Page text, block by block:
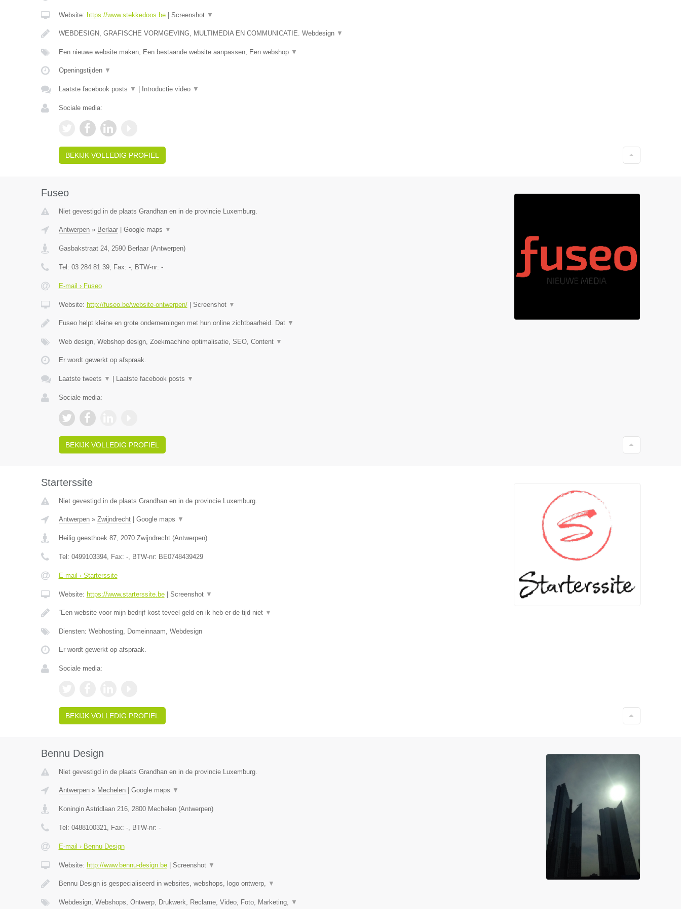
Website: https://www.stekkedoos.be| Screenshot ▼
WEBDESIGN, GRAFISCHE VORMGEVING, MULTIMEDIA EN COMMUNICATIE. Webdesign ▼
Een nieuwe website maken, Een bestaande website aanpassen, Een webshop ▼
Openingstijden ▼
Laatste facebook posts ▼ Introductie video ▼
Sociale media:
BEKIJK VOLLEDIG PROFIEL
Fuseo
Niet gevestigd in de plaats Grandhan en in de provincie Luxemburg.
Antwerpen» Berlaar| Google maps ▼
Gasbakstraat 24, 2590 Berlaar(Antwerpen)
Tel: 03 284 81 39, Fax: -, BTW-nr: -
E-mail › Fuseo
Website: http://fuseo.be/website-ontwerpen/| Screenshot ▼
Fuseo helpt kleine en grote ondernemingen met hun online zichtbaarheid. Dat ▼
Web design, Webshop design, Zoekmachine optimalisatie, SEO, Content ▼
Er wordt gewerkt op afspraak.
Laatste tweets ▼ Laatste facebook posts ▼
Sociale media:
BEKIJK VOLLEDIG PROFIEL
Starterssite
Niet gevestigd in de plaats Grandhan en in de provincie Luxemburg.
Antwerpen» Zwijndrecht| Google maps ▼
Heilig geesthoek 87, 2070 Zwijndrecht(Antwerpen)
Tel: 0499103394, Fax: -, BTW-nr: BE0748439429
E-mail › Starterssite
Website: https://www.starterssite.be| Screenshot ▼
“Een website voor mijn bedrijf kost teveel geld en ik heb er de tijd niet ▼
Diensten: Webhosting, Domeinnaam, Webdesign
Er wordt gewerkt op afspraak.
Sociale media:
BEKIJK VOLLEDIG PROFIEL
Bennu Design
Niet gevestigd in de plaats Grandhan en in de provincie Luxemburg.
Antwerpen» Mechelen| Google maps ▼
Koningin Astridlaan 216, 2800 Mechelen(Antwerpen)
Tel: 0488100321, Fax: -, BTW-nr: -
E-mail › Bennu Design
Website: http://www.bennu-design.be| Screenshot ▼
Bennu Design is gespecialiseerd in websites, webshops, logo ontwerp, ▼
Webdesign, Webshops, Ontwerp, Drukwerk, Reclame, Video, Foto, Marketing, ▼